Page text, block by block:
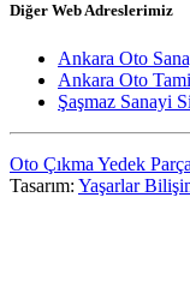
Diğer Web Adreslerimiz
Ankara Oto
Ankara Oto
Şaşmaz Sanayi
Oto Çıkma Yedek Parça
Tasarım: Yaşarlar